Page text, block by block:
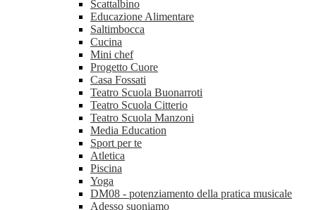
Scattalbino
Educazione Alimentare
Saltimbocca
Cucina
Mini chef
Progetto Cuore
Casa Fossati
Teatro Scuola Buonarroti
Teatro Scuola Citterio
Teatro Scuola Manzoni
Media Education
Sport per te
Atletica
Piscina
Yoga
DM08 - potenziamento della pratica musicale
Adesso suoniamo